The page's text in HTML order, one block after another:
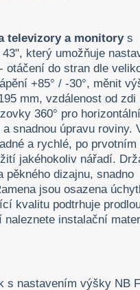
televizory a monitorys
43", který umožňuje
otáčení do stran dle
+85° / -30°, měnit
mm, vzdálenost od zdi
360° pro
snadnou úpravu roviny.
a rychlé, po prvotním
jakéhokoliv nářadí.
pěkného dizajnu, snadno
jsou osazena
kvalitu podtrhuje
naleznete instalační